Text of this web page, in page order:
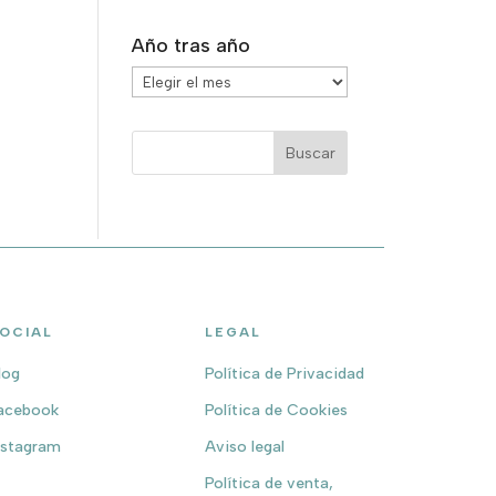
Año tras año
Año
tras
año
LEGAL
Política de Privacidad
Política de Cookies
Aviso legal
Política de venta,